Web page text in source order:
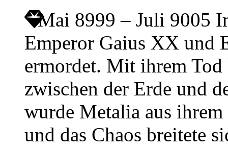
Mai 8999 – Juli 9005
Emperor Gaius XX und
ermordet. Mit ihrem
zwischen der Erde und
wurde Metalia aus
und das Chaos breitete